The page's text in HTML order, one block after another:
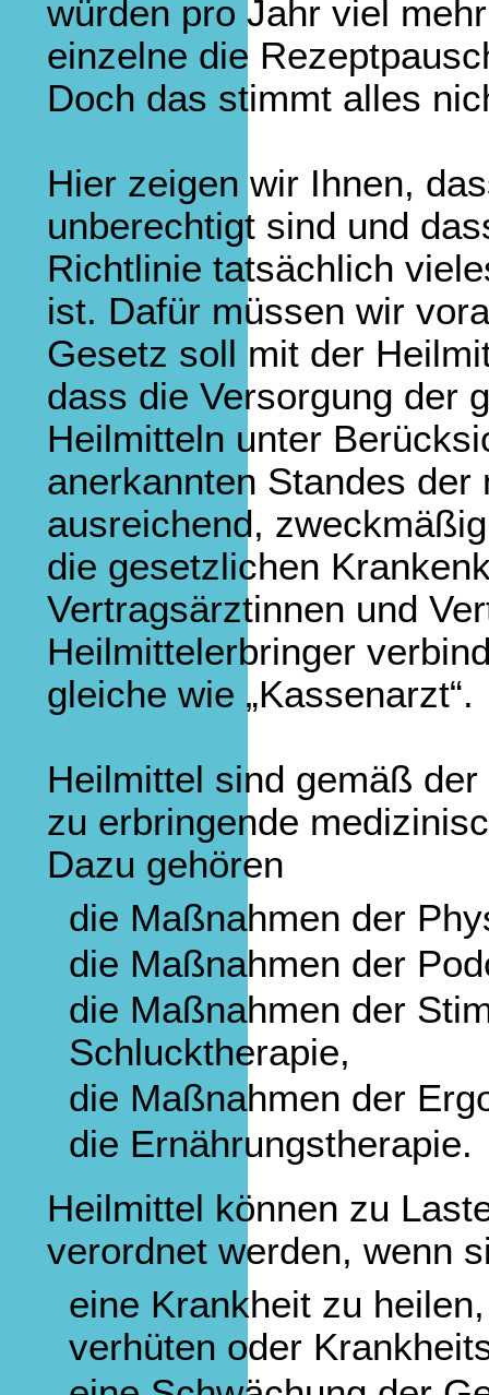
würden pro Jahr viel
einzelne die
Doch das stimmt alles
Hier zeigen wir Ihnen,
unberechtigt sind und
Richtlinie tatsächlich
ist. Dafür müssen wir
Gesetz soll mit der
dass die Versorgung der
Heilmitteln unter
anerkannten Standes
ausreichend,
die gesetzlichen
Vertragsärztinnen und
Heilmittelerbringer
gleiche wie „Kassenarzt“.
Heilmittel sind gemäß
zu erbringende
Dazu gehören
die Maßnahmen der
die Maßnahmen der
die Maßnahmen der
Schlucktherapie,
die Maßnahmen der
die Ernährungstherapie.
Heilmittel können zu
verordnet werden, wenn
eine Krankheit zu
verhüten oder